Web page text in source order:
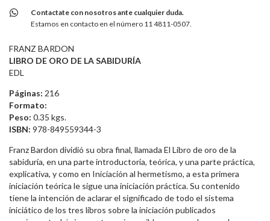
Contactate con nosotros ante cualquier duda.
Estamos en contacto en el número 11 4811-0507.
FRANZ BARDON
LIBRO DE ORO DE LA SABIDURÍA
EDL
Páginas: 216
Formato:
Peso: 0.35 kgs.
ISBN: 978-849559344-3
Franz Bardon dividió su obra final, llamada El Libro de oro de la
sabiduría, en una parte introductoria, teórica, y una parte práctica,
explicativa, y como en Iniciación al hermetismo, a esta primera
iniciación teórica le sigue una iniciación práctica. Su contenido
tiene la intención de aclarar el significado de todo el sistema
iniciático de los tres libros sobre la iniciación publicados